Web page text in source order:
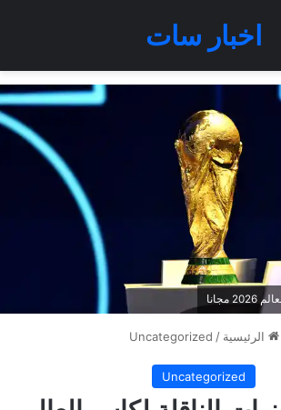
اخبار سات
مجانا
الرئيسية /
Uncategorized
Uncategorized